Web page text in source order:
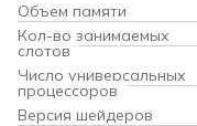
Объем памяти
Кол-во занимаемых
слотов
Число универсальных
процессоров
Версия шейдеров